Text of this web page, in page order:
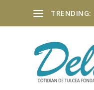
TRENDING: